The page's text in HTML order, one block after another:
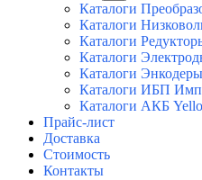
Каталоги
Каталоги
Каталоги
Каталоги
Каталоги
Каталоги ИБП
Каталоги АКБ
Прайс-лист
Доставка
Стоимость
Контакты